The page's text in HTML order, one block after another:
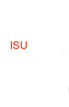
ISU